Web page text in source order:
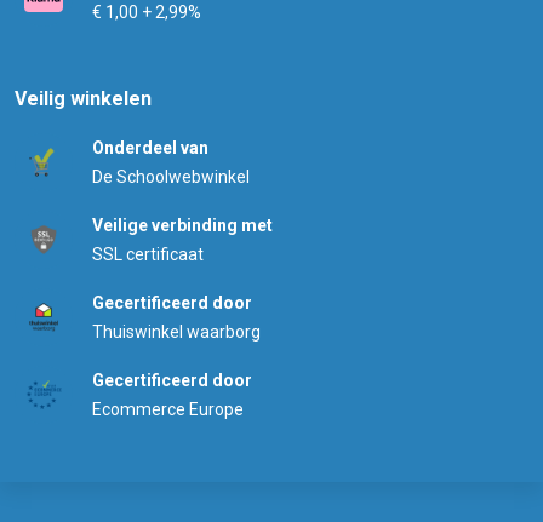
€ 1,00 + 2,99%
Veilig winkelen
Onderdeel van
De Schoolwebwinkel
Veilige verbinding met
SSL certificaat
Gecertificeerd door
Thuiswinkel waarborg
Gecertificeerd door
Ecommerce Europe